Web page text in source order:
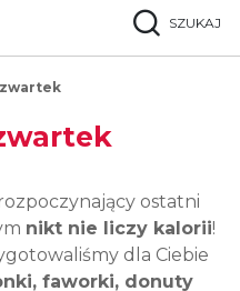
SZUKAJ
ostatni
nikt nie liczy kalorii!
dla Ciebie
faworki, donuty